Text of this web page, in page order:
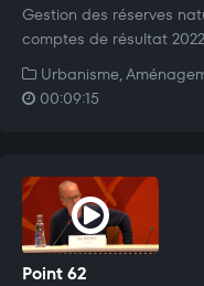
Gestion des réserves
comptes de résultat
Urbanisme,
00:09:15
Point 62